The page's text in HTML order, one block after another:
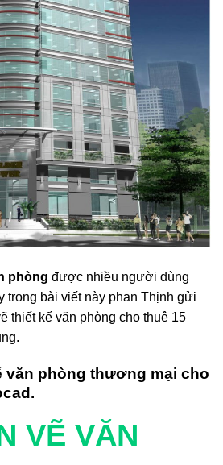
phòng được nhiều người dùng
trong bài viết này phan Thịnh gửi
thiết kế văn phòng cho thuê 15
văn phòng thương mại cho
VẼ VĂN